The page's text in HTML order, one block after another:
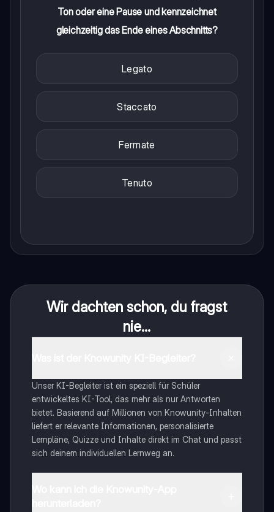
Ton oder eine Pause und kennzeichnet
gleichzeitig das Ende eines Abschnitts?
Legato
Staccato
Fermate
Tenuto
Wir dachten schon, du fragst
nie...
Unser KI-Begleiter ist ein speziell für Schüler
entwickeltes KI-Tool, das mehr als nur Antworten
bietet. Basierend auf Millionen von Knowunity-Inhalten
liefert er relevante Informationen, personalisierte
Lernpläne, Quizze und Inhalte direkt im Chat und passt
sich deinem individuellen Lernweg an.